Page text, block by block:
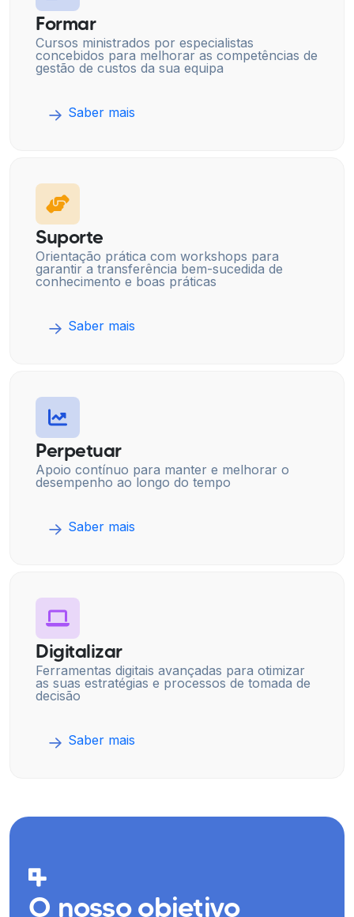
Formar
Cursos ministrados por especialistas
concebidos para melhorar as competências de
gestão de custos da sua equipa
Saber mais
Suporte
Orientação prática com workshops para
garantir a transferência bem-sucedida de
conhecimento e boas práticas
Saber mais
Perpetuar
Apoio contínuo para manter e melhorar o
desempenho ao longo do tempo
Saber mais
Digitalizar
Ferramentas digitais avançadas para otimizar
as suas estratégias e processos de tomada de
decisão
Saber mais
O nosso objetivo